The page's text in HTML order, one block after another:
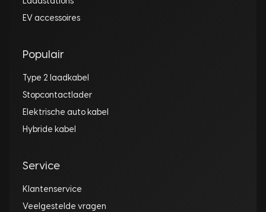
EV accessoires
Populair
Type 2 laadkabel
Stopcontactlader
Elektrische auto kabel
Hybride kabel
Service
Klantenservice
Veelgestelde vragen